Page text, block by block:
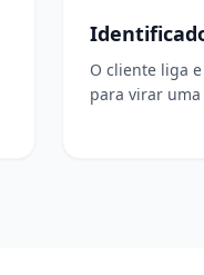
O cliente liga
para virar uma